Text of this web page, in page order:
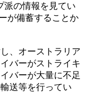
派の情報を見てい
が備蓄することか
、オーストラリア
バーがストライキ
バーが大量に不足
送等を行ってい